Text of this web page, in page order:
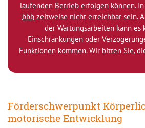
laufenden Betrieb erfolgen können.
bbb zeitweise nicht erreichbar sein.
der Wartungsarbeiten kann es
Einschränkungen oder
Funktionen kommen. Wir bitten Sie,
Förderschwerpunkt
motorische Entwicklung